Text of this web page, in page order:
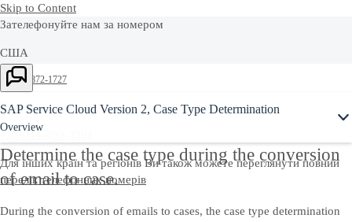
Skip to Content
Зателефонуйте нам за номером
США
+1-800-872-1727
Україна
+38-044-490-3391
Для інших країн та регіонів Ви також можете переглянути повний
перелік телефонних номерів
SAP Service Cloud Version 2, Case Type Determination
Overview
Determine the case type during the conversion
of email to case.
During the conversion of emails to cases, the case type determination